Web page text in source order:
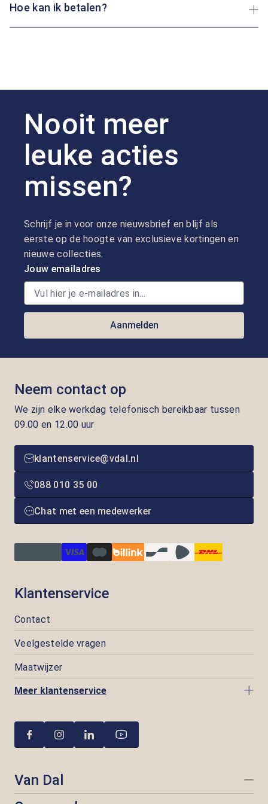
Hoe kan ik betalen?
Nooit meer
leuke acties
missen?
Schrijf je in voor onze nieuwsbrief en blijf als
eerste op de hoogte van exclusieve kortingen en
nieuwe collecties.
Jouw emailadres
Aanmelden
Neem contact op
We zijn elke werkdag telefonisch bereikbaar tussen
09.00 en 12.00 uur
klantenservice@vdal.nl
088 010 35 00
Chat met een medewerker
Klantenservice
Contact
Veelgestelde vragen
Maatwijzer
Meer klantenservice
Van Dal